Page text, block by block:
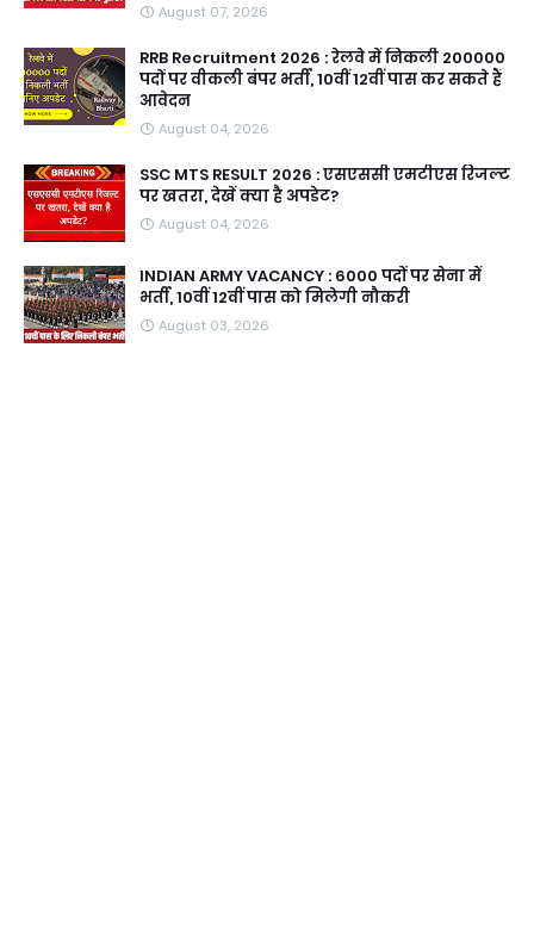
August 07, 2026
RRB Recruitment 2026 : रेलवे में निकली 200000
पदों पर वीकली बंपर भर्ती, 10वीं 12वीं पास कर सकते हैं
आवेदन
August 04, 2026
SSC MTS RESULT 2026 : एसएससी एमटीएस रिजल्ट
पर खतरा, देखें क्या है अपडेट?
August 04, 2026
INDIAN ARMY VACANCY : 6000 पदों पर सेना में
भर्ती, 10वीं 12वीं पास को मिलेगी नौकरी
August 03, 2026